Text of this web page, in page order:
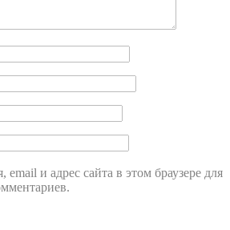
и адрес сайта в этом браузере для